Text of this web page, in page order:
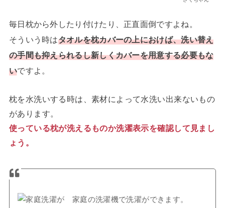
毎日枕から外したり付けたり、正直面倒ですよね。
そういう時はタオルを枕カバーの上におけば、洗い替え
の手間も抑えられるし新しくカバーを用意する必要もな
いですよ。
枕を水洗いする時は、素材によって水洗い出来ないもの
があります。
使っている枕が洗えるものか洗濯表示を確認して見まし
ょう。
家庭の洗濯機で洗濯ができます。